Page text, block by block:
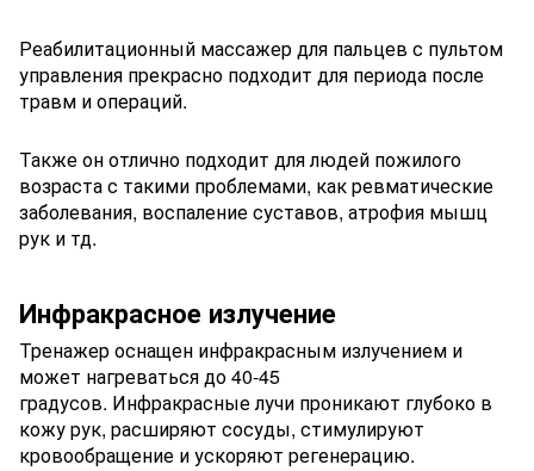
Реабилитационный массажер для пальцев с пультом
управления прекрасно подходит для периода после
травм и операций.
Также он отлично подходит для людей пожилого
возраста с такими проблемами, как ревматические
заболевания, воспаление суставов, атрофия мышц
рук и тд.
Инфракрасное излучение
Тренажер оснащен инфракрасным излучением и
может нагреваться до 40-45
градусов. Инфракрасные лучи проникают глубоко в
кожу рук, расширяют сосуды, стимулируют
кровообращение и ускоряют регенерацию.